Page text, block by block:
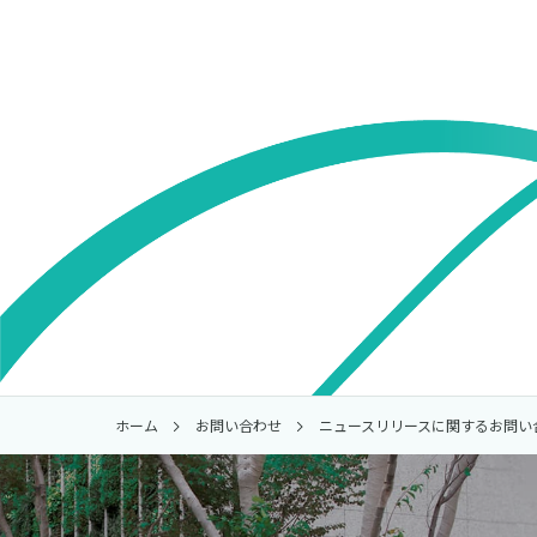
ホーム お問い合わせ ニュースリリースに関するお問い